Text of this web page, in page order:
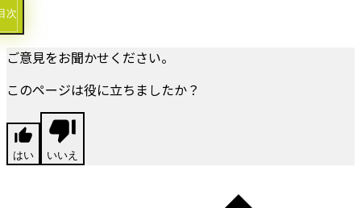
次
ご意見をお聞かせください。
このページは役に立ちましたか？
はい いいえ